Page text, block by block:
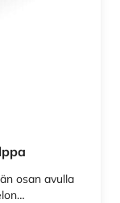
osan avulla